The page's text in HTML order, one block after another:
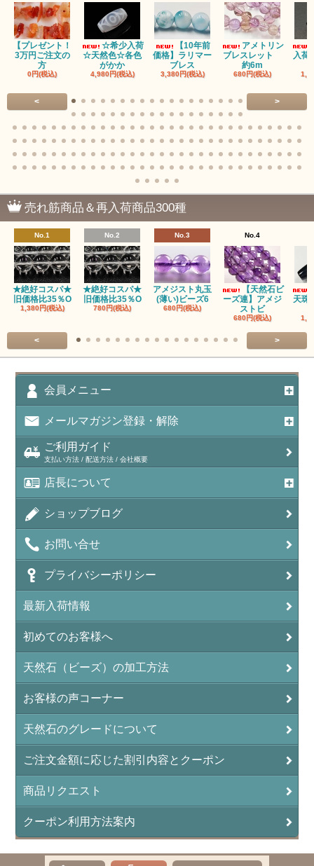
アクアマリン（藍玉/藍柱石/Aquamarine）
アクチノライトインクォーツ（Actinolite/緑閃石）
赤瑪瑙（レッドアゲート/カーネリアン）
アゲート（瑪瑙/Agate）各種
アゲート｜オーシャンアゲート
瑪瑙｜ブラウンドットアゲート
アズロマラカイト（Azuromalachite）
アパタイト
アベンチュリン(クォーツァイト/Aventurine)
アマゾナイト（天河石/Amazonite）
アポフィライト（Apophylite）/魚眼石
アメジスト（紫水晶/Amethyst）
アメシスティンクォーツ（Amethest in quartz）
ラベンダーアメジスト
アメトリン（紫黄水晶/Ametrine）
アラゴナイト（霰石/Aragonite）
アンデシン（チベット産日長石）
アンフィボールインクォーツ(Amphibole)
アンフィボールロック/角閃岩（Amphibole ）
イーグルアイ（EagleEye）
インカローズ（ロードクロサイト/Rhodochrosite）
インディアンアゲート(Indian Agate)
エメラルド(emerald/翠玉)
エレスチャル(elestial/骸骨水晶)
オーロラクォーツ(レインボー水晶)
オニキス(ブラック)(Black Onyx)
オブシディアン（黒曜石/Obsidian）
オフィカルサイト（蛇灰岩/Ophicalcite）
【プレゼント！
3万円ご注文の
方
0円(税込)
☆希少入荷
☆天然色☆各色
がかか
4,980円(税込)
【10年前
価格】ラリマー
ブレス
3,380円(税込)
アメトリン
ブレスレット
約6m
680円(税込)
入荷
< >
売れ筋商品＆再入荷商品300種
No.1
★絶好コスパ★
旧価格比35％O
1,380円(税込)
No.2
★絶好コスパ★
旧価格比35％O
780円(税込)
No.3
アメジスト丸玉
(薄い)ビーズ6
680円(税込)
No.4
【天然石ビ
ーズ連】アメジ
ストビ
680円(税込)
天珠
< >
会員メニュー
メールマガジン登録・解除
ご利用ガイド
支払い方法 / 配送方法 / 会社概要
店長について
ショップブログ
お問い合せ
プライバシーポリシー
最新入荷情報
初めてのお客様へ
天然石（ビーズ）の加工方法
お客様の声コーナー
天然石のグレードについて
ご注文金額に応じた割引内容とクーポン
商品リクエスト
クーポン利用方法案内